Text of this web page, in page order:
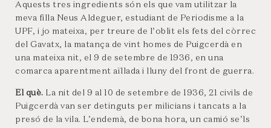
Aquests tres ingredients són els que vam utilitzar la
meva filla Neus Aldeguer, estudiant de Periodisme a la
UPF, i jo mateixa, per treure de l’oblit els fets del còrrec
del Gavatx, la matança de vint homes de Puigcerdà en
una mateixa nit, el 9 de setembre de 1936, en una
comarca aparentment aïllada i lluny del front de guerra.
El què. La nit del 9 al 10 de setembre de 1936, 21 civils de
Puigcerdà van ser detinguts per milicians i tancats a la
presó de la vila. L’endemà, de bona hora, un camió se’ls